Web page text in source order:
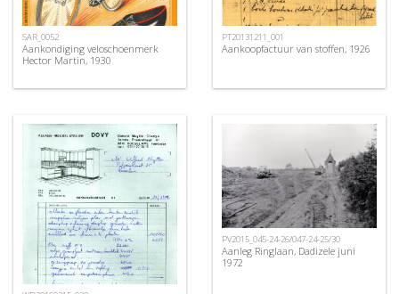
SAR_0052
Aankondiging veloschoenmerk
Hector Martin, 1930
PT20131211_001
Aankoopfactuur van stoffen, 1926
PV2015_045-24-26/047-24-25/30
Aanleg Ringlaan, Dadizele juni
1972